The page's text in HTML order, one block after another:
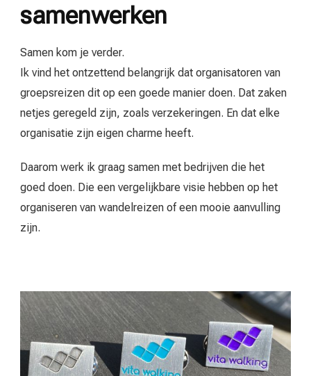
samenwerken
Samen kom je verder.
Ik vind het ontzettend belangrijk dat organisatoren van
groepsreizen dit op een goede manier doen. Dat zaken
netjes geregeld zijn, zoals verzekeringen. En dat elke
organisatie zijn eigen charme heeft.
Daarom werk ik graag samen met bedrijven die het
goed doen. Die een vergelijkbare visie hebben op het
organiseren van wandelreizen of een mooie aanvulling
zijn.